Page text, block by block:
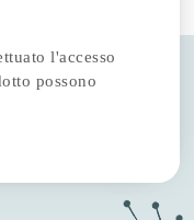
l'accesso
possono